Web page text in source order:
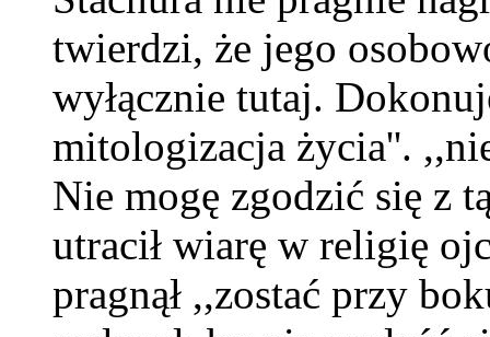
twierdzi, że jego
wyłącznie tutaj.
mitologizacja życia''.
Nie mogę zgodzić się z
utracił wiarę w religię
pragnął ,,zostać przy